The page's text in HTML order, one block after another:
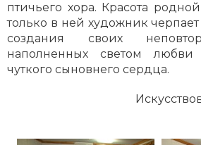
птичьего хора. Красота
только в ней художник
создания своих
наполненных светом
чуткого сыновнего сердца.